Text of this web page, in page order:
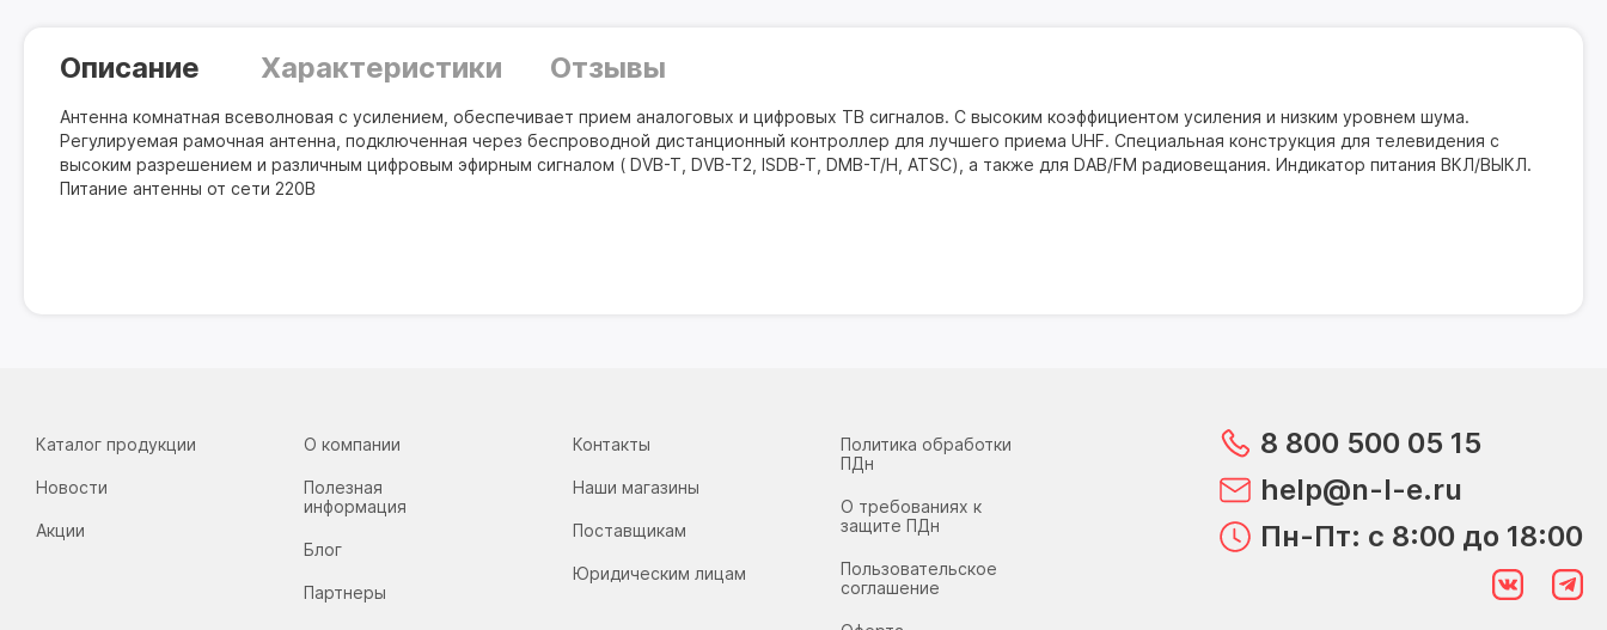
Описание
Антенна комнатная всеволновая с усилением, обеспечивает прием аналоговых и цифровых ТВ сигналов. С высоким коэффициентом усиления и низким уровнем шума.
Регулируемая рамочная антенна, подключенная через беспроводной дистанционный контроллер для лучшего приема UHF. Специальная конструкция для телевидения с
высоким разрешением и различным цифровым эфирным сигналом ( DVB-T, DVB-T2, ISDB-T, DMB-T/H, ATSC), а также для DAB/FM радиовещания. Индикатор питания ВКЛ/ВЫКЛ.
Питание антенны от сети 220В
Характеристики Отзывы
Каталог продукции
Новости
Акции
О компании
Полезная
информация
Блог
Партнеры
Контакты
Наши магазины
Поставщикам
Юридическим лицам
Политика обработки
ПДн
О требованиях к
защите ПДн
Пользовательское
соглашение
8 800 500 05 15
help@n-l-e.ru
Пн-Пт: с 8:00 до 18:00